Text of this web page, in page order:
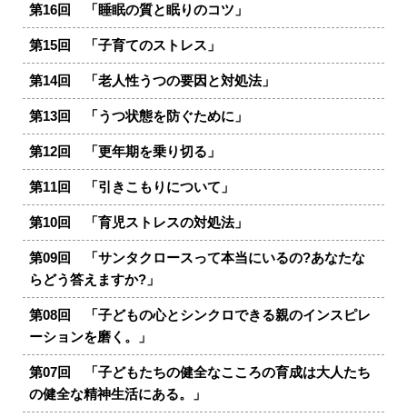
第16回 「睡眠の質と眠りのコツ」
第15回 「子育てのストレス」
第14回 「老人性うつの要因と対処法」
第13回 「うつ状態を防ぐために」
第12回 「更年期を乗り切る」
第11回 「引きこもりについて」
第10回 「育児ストレスの対処法」
第09回 「サンタクロースって本当にいるの?あなたな
らどう答えますか?」
第08回 「子どもの心とシンクロできる親のインスピレ
ーションを磨く。」
第07回 「子どもたちの健全なこころの育成は大人たち
の健全な精神生活にある。」